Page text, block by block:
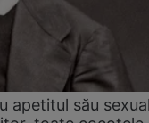
apetitul său